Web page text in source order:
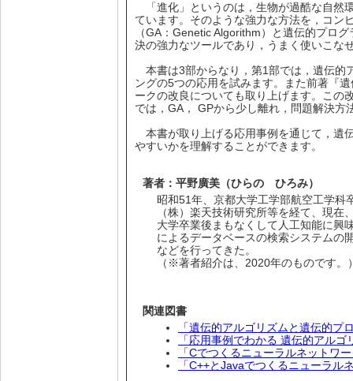
「進化」というのは，生物が過酷な自然
ています。そのような強力な方法を，コン
（GA：Genetic Algorithm）と遺伝的プロ
決の強力なツールであり，うまく使いこな
本書は3部からなり，第1部では，遺伝的
ングの5つの応用を試みます。また前著『
ークの改良についても取り上げます。この
では，GA， GPから少し離れ，問題解決
本書が取り上げる応用事例を通じて，遺
やすいかを理解することができます。
著者：平野廣美（ひらの ひろみ）
昭和51年、京都大学工学部航空工学科
（株）楽天技術研究所等を経て、現在
大学卒業後まもなくして人工知能に興
によるデータベースの検索システムの
などを行ってきた。
（※著者紹介は、2020年のものです。
関連図書
「遺伝的アルゴリズムと遺伝的プ
「応用事例でわかる 遺伝的アル
「Cでつくるニューラルネットワ
「C++とJavaでつくるニューラル